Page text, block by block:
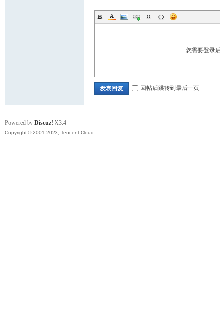
您需要登录
发表回复 回帖后跳转到最后一页
Powered by Discuz! X3.4
Copyright © 2001-2023, Tencent Cloud.